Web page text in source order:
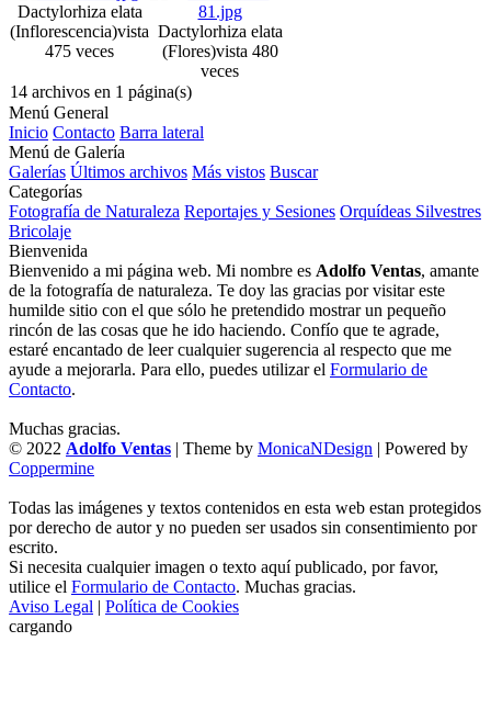
Dactylorhiza elata
(Inflorescencia)vista
475 veces
Dactylorhiza elata
(Flores)vista 480
veces
14 archivos en 1 página(s)
Menú General
Inicio Contacto Barra lateral
Menú de Galería
Galerías Últimos archivos Más vistos Buscar
Categorías
Fotografía de Naturaleza Reportajes y Sesiones Orquídeas Silvestres
Bricolaje
Bienvenida
Bienvenido a mi página web. Mi nombre es Adolfo Ventas, amante
de la fotografía de naturaleza. Te doy las gracias por visitar este
humilde sitio con el que sólo he pretendido mostrar un pequeño
rincón de las cosas que he ido haciendo. Confío que te agrade,
estaré encantado de leer cualquier sugerencia al respecto que me
ayude a mejorarla. Para ello, puedes utilizar el Formulario de
Contacto.
Muchas gracias.
© 2022 Adolfo Ventas | Theme by MonicaNDesign | Powered by
Coppermine
Todas las imágenes y textos contenidos en esta web estan protegidos
por derecho de autor y no pueden ser usados sin consentimiento por
escrito.
Si necesita cualquier imagen o texto aquí publicado, por favor,
utilice el Formulario de Contacto. Muchas gracias.
Aviso Legal | Política de Cookies
cargando